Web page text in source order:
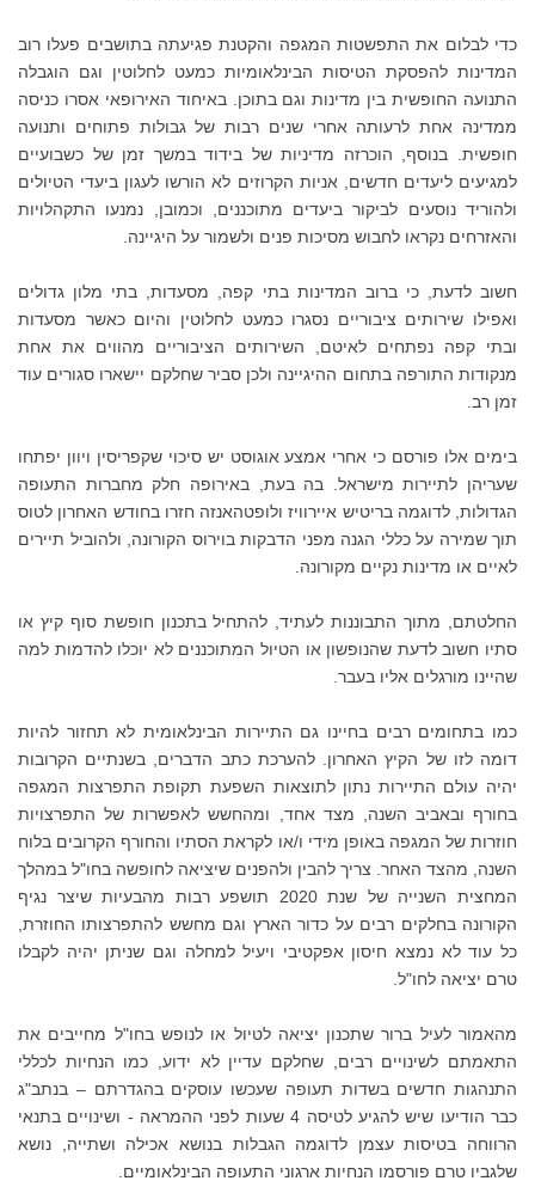
כדי לבלום את התפשטות המגפה והקטנת פגיעתה בתושבים פעלו רוב
המדינות להפסקת הטיסות הבינלאומיות כמעט לחלוטין וגם הוגבלה
התנועה החופשית בין מדינות וגם בתוכן. באיחוד האירופאי אסרו כניסה
ממדינה אחת לרעותה אחרי שנים רבות של גבולות פתוחים ותנועה
חופשית. בנוסף, הוכרזה מדיניות של בידוד במשך זמן של כשבועיים
למגיעים ליעדים חדשים, אניות הקרוזים לא הורשו לעגון ביעדי הטיולים
ולהוריד נוסעים לביקור ביעדים מתוכננים, וכמובן, נמנעו התקהלויות
והאזרחים נקראו לחבוש מסיכות פנים ולשמור על היגיינה.
חשוב לדעת, כי ברוב המדינות בתי קפה, מסעדות, בתי מלון גדולים
ואפילו שירותים ציבוריים נסגרו כמעט לחלוטין והיום כאשר מסעדות
ובתי קפה נפתחים לאיטם, השירותים הציבוריים מהווים את אחת
מנקודות התורפה בתחום ההיגיינה ולכן סביר שחלקם יישארו סגורים עוד
זמן רב.
בימים אלו פורסם כי אחרי אמצע אוגוסט יש סיכוי שקפריסין ויוון יפתחו
שעריהן לתיירות מישראל. בה בעת, באירופה חלק מחברות התעופה
הגדולות, לדוגמה בריטיש איירוויז ולופטהאנזה חזרו בחודש האחרון לטוס
תוך שמירה על כללי הגנה מפני הדבקות בוירוס הקורונה, ולהוביל תיירים
לאיים או מדינות נקיים מקורונה.
החלטתם, מתוך התבוננות לעתיד, להתחיל בתכנון חופשת סוף קיץ או
סתיו חשוב לדעת שהנופשון או הטיול המתוכננים לא יוכלו להדמות למה
שהיינו מורגלים אליו בעבר.
כמו בתחומים רבים בחיינו גם התיירות הבינלאומית לא תחזור להיות
דומה לזו של הקיץ האחרון. להערכת כתב הדברים, בשנתיים הקרובות
יהיה עולם התיירות נתון לתוצאות השפעת תקופת התפרצות המגפה
בחורף ובאביב השנה, מצד אחד, ומהחשש לאפשרות של התפרצויות
חוזרות של המגפה באופן מידי ו/או לקראת הסתיו והחורף הקרובים בלוח
השנה, מהצד האחר. צריך להבין ולהפנים שיציאה לחופשה בחו"ל במהלך
המחצית השנייה של שנת 2020 תושפע רבות מהבעיות שיצר נגיף
הקורונה בחלקים רבים על כדור הארץ וגם מחשש להתפרצותו החוזרת,
כל עוד לא נמצא חיסון אפקטיבי ויעיל למחלה וגם שניתן יהיה לקבלו
טרם יציאה לחו"ל.
מהאמור לעיל ברור שתכנון יציאה לטיול או לנופש בחו"ל מחייבים את
התאמתם לשינויים רבים, שחלקם עדיין לא ידוע, כמו הנחיות לכללי
התנהגות חדשים בשדות תעופה שעכשו עוסקים בהגדרתם – בנתב"ג
כבר הודיעו שיש להגיע לטיסה 4 שעות לפני ההמראה - ושינויים בתנאי
הרווחה בטיסות עצמן לדוגמה הגבלות בנושא אכילה ושתייה, נושא
שלגביו טרם פורסמו הנחיות ארגוני התעופה הבינלאומיים.